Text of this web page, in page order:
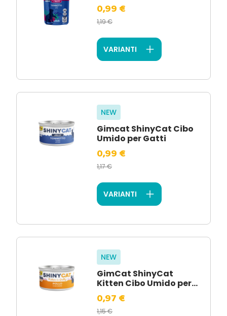
0,99 €
1,19 €
VARIANTI
NEW
Gimcat ShinyCat Cibo
Umido per Gatti
0,99 €
1,17 €
VARIANTI
NEW
GimCat ShinyCat
Kitten Cibo Umido per...
0,97 €
1,15 €